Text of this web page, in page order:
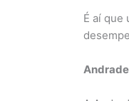
É aí que